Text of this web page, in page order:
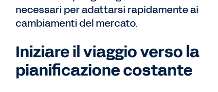
necessari per adattarsi rapidamente ai
cambiamenti del mercato.
Iniziare il viaggio verso la
pianificazione costante